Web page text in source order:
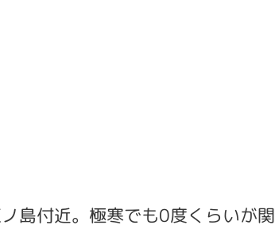
島付近。極寒でも0度くらいが